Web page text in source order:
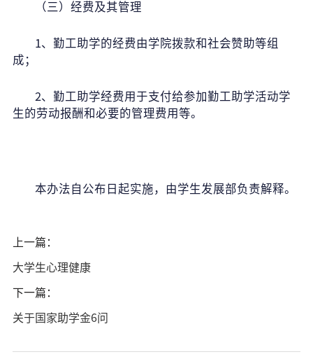
（三）经费及其管理
1 、勤工助学的经费由学院拨款和社会赞助等组
成；
2、勤工助学经费用于支付给参加勤工助学活动学
生的劳动报酬和必要的管理费用等。
本办法自公布日起实施，由学生发展部负责解释。
上一篇：
大学生心理健康
下一篇：
关于国家助学金6问